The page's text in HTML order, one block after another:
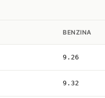
BENZINA
9.26
9.32